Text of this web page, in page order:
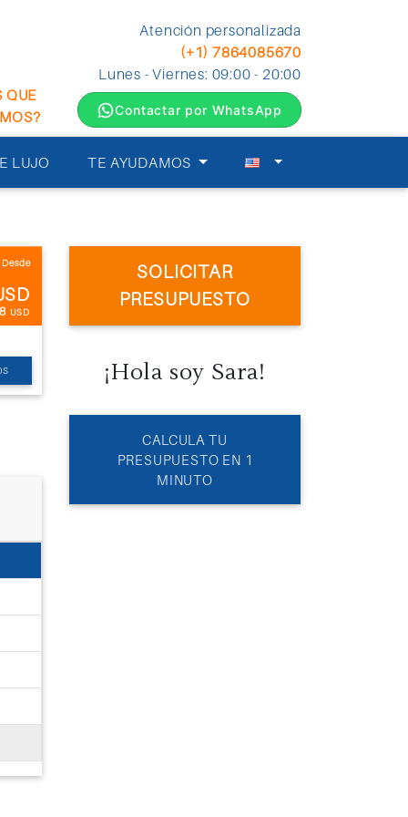
QUE
Atención personalizada
(+1) 7864085670
Lunes - Viernes: 09:00 - 20:00
Contactar por WhatsApp
LUJO TE AYUDAMOS
Desde
USD
SOLICITAR
PRESUPUESTO
¡Hola soy Sara!
CALCULA TU
PRESUPUESTO EN 1
MINUTO